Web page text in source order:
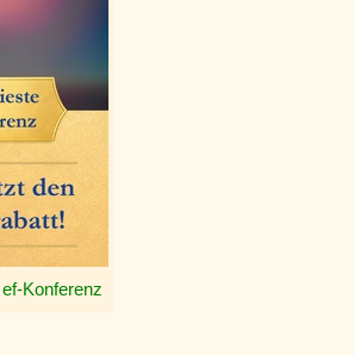
ef-Konferenz